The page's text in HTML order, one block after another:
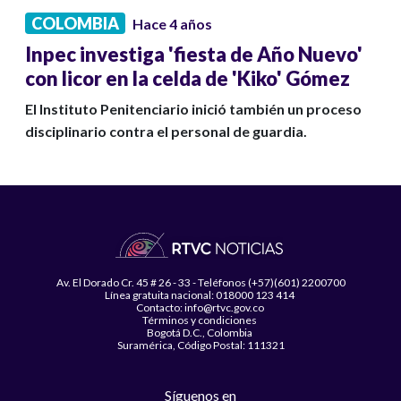
COLOMBIA Hace 4 años
Inpec investiga 'fiesta de Año Nuevo'
con licor en la celda de 'Kiko' Gómez
El Instituto Penitenciario inició también un proceso
disciplinario contra el personal de guardia.
Av. El Dorado Cr. 45 # 26 - 33 - Teléfonos (+57)(601) 2200700
Línea gratuita nacional: 018000 123 414
Contacto: info@rtvc.gov.co
Términos y condiciones
Bogotá D.C., Colombia
Suramérica, Código Postal: 111321
Síguenos en